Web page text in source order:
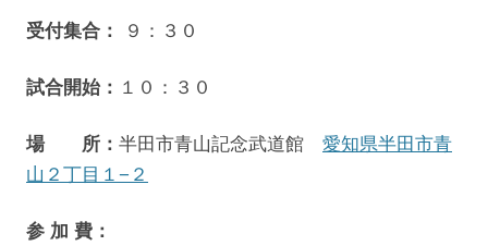
受付集合： ９：３０
試合開始： １０：３０
場 所： 半田市青山記念武道館 愛知県半田市青
山２丁目１−２
参 加 費：